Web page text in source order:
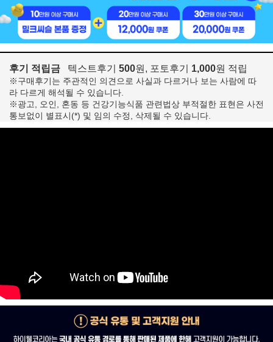
후기 적립금 텍스트후기 500원, 포토후기 1,000원 적립
※구매후기는 주관적인 의견으로 사실과 다르거나 보는 사람에 따
라 다르게 해석될 수 있습니다.
※광고, 오인, 혼동 등 건강기능식품 관련법상 부적절한 표현은 사전
통보없이 별표시(*) 및 임의 수정, 삭제될 수 있습니다.